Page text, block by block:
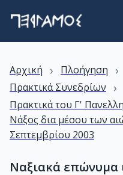
Αρχική › Πλοήγηση ›
Πρακτικά Συνεδρίων ›
Πρακτικά του Γ'
Νάξος δια μέσου των
Σεπτεμβρίου 2003
Ναξιακά επώνυμα